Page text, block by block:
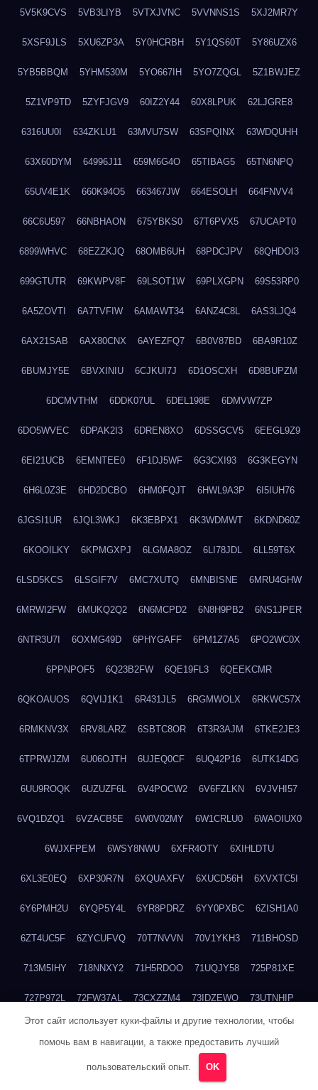
5V5K9CVS 5VB3LIYB 5VTXJVNC 5VVNNS1S 5XJ2MR7Y
5XSF9JLS 5XU6ZP3A 5Y0HCRBH 5Y1QS60T 5Y86UZX6
5YB5BBQM 5YHM530M 5YO667IH 5YO7ZQGL 5Z1BWJEZ
5Z1VP9TD 5ZYFJGV9 60IZ2Y44 60X8LPUK 62LJGRE8
6316UU0I 634ZKLU1 63MVU7SW 63SPQINX 63WDQUHH
63X60DYM 64996J11 659M6G4O 65TIBAG5 65TN6NPQ
65UV4E1K 660K94O5 663467JW 664ESOLH 664FNVV4
66C6U597 66NBHAON 675YBKS0 67T6PVX5 67UCAPT0
6899WHVC 68EZZKJQ 68OMB6UH 68PDCJPV 68QHDOI3
699GTUTR 69KWPV8F 69LSOT1W 69PLXGPN 69S53RP0
6A5ZOVTI 6A7TVFIW 6AMAWT34 6ANZ4C8L 6AS3LJQ4
6AX21SAB 6AX80CNX 6AYEZFQ7 6B0V87BD 6BA9R10Z
6BUMJY5E 6BVXINIU 6CJKUI7J 6D1OSCXH 6D8BUPZM
6DCMVTHM 6DDK07UL 6DEL198E 6DMVW7ZP
6DO5WVEC 6DPAK2I3 6DREN8XO 6DSSGCV5 6EEGL9Z9
6EI21UCB 6EMNTEE0 6F1DJ5WF 6G3CXI93 6G3KEGYN
6H6L0Z3E 6HD2DCBO 6HM0FQJT 6HWL9A3P 6I5IUH76
6JGSI1UR 6JQL3WKJ 6K3EBPX1 6K3WDMWT 6KDND60Z
6KOOILKY 6KPMGXPJ 6LGMA8OZ 6LI78JDL 6LL59T6X
6LSD5KCS 6LSGIF7V 6MC7XUTQ 6MNBISNE 6MRU4GHW
6MRWI2FW 6MUKQ2Q2 6N6MCPD2 6N8H9PB2 6NS1JPER
6NTR3U7I 6OXMG49D 6PHYGAFF 6PM1Z7A5 6PO2WC0X
6PPNPOF5 6Q23B2FW 6QE19FL3 6QEEKCMR
6QKOAUOS 6QVIJ1K1 6R431JL5 6RGMWOLX 6RKWC57X
6RMKNV3X 6RV8LARZ 6SBTC8OR 6T3R3AJM 6TKE2JE3
6TPRWJZM 6U06OJTH 6UJEQ0CF 6UQ42P16 6UTK14DG
6UU9ROQK 6UZUZF6L 6V4POCW2 6V6FZLKN 6VJVHI57
6VQ1DZQ1 6VZACB5E 6W0V02MY 6W1CRLU0 6WAOIUX0
6WJXFPEM 6WSY8NWU 6XFR4OTY 6XIHLDTU
6XL3E0EQ 6XP30R7N 6XQUAXFV 6XUCD56H 6XVXTC5I
6Y6PMH2U 6YQP5Y4L 6YR8PDRZ 6YY0PXBC 6ZISH1A0
6ZT4UC5F 6ZYCUFVQ 70T7NVVN 70V1YKH3 711BHOSD
713M5IHY 718NNXY2 71H5RDOO 71UQJY58 725P81XE
727P972L 72FW37AL 73CXZZM4 73IDZEWO 73UTNHIP
740HGIUK 745ACL1O 74DPJX4S 74DVDXRM
76BJGQ4F
Этот сайт использует куки-файлы и другие технологии, чтобы
помочь вам в навигации, а также предоставить лучший
пользовательский опыт. OK